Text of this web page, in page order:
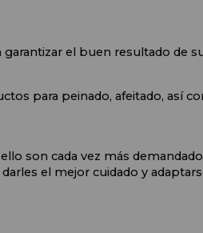
el buen resultado de
para peinado, afeitado, así
son cada vez más
el mejor cuidado y